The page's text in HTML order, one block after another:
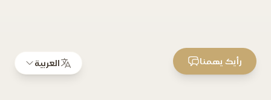
العربية رأيك يهمنا